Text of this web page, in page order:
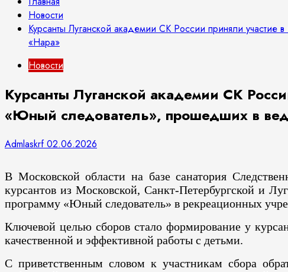
Новости
Курсанты Луганской академии СК России приняли участие
«Нара»
Новости
Курсанты Луганской академии СК
«Юный следователь», прошедших в
Admlaskrf02.06.2026
В Московской области на базе санатория
курсантов из Московской, Санкт-Петербургской и
программу «Юный следователь» в рекреационных
Ключевой целью сборов стало формирование у
качественной и эффективной работы с детьми.
С приветственным словом к участникам сбора